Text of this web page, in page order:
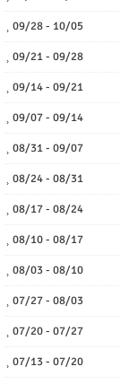
09/28 - 10/05
09/21 - 09/28
09/14 - 09/21
09/07 - 09/14
08/31 - 09/07
08/24 - 08/31
08/17 - 08/24
08/10 - 08/17
08/03 - 08/10
07/27 - 08/03
07/20 - 07/27
07/13 - 07/20